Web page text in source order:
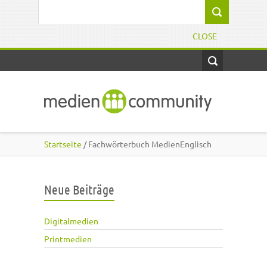
CLOSE
Startseite / Fachwörterbuch MedienEnglisch
Neue Beiträge
Digitalmedien
Printmedien